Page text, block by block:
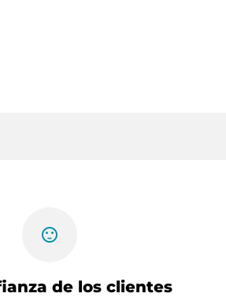
sentiment_satisfied
de los clientes